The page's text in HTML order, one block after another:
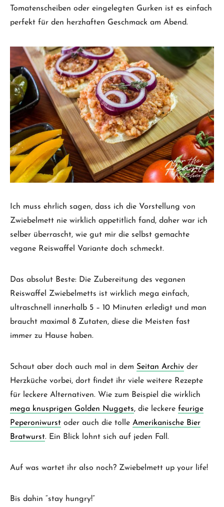
Tomatenscheiben oder eingelegten Gurken ist es einfach
perfekt für den herzhaften Geschmack am Abend.
Ich muss ehrlich sagen, dass ich die Vorstellung von
Zwiebelmett nie wirklich appetitlich fand, daher war ich
selber überrascht, wie gut mir die selbst gemachte
vegane Reiswaffel Variante doch schmeckt.
Das absolut Beste: Die Zubereitung des veganen
Reiswaffel Zwiebelmetts ist wirklich mega einfach,
ultraschnell innerhalb 5 – 10 Minuten erledigt und man
braucht maximal 8 Zutaten, diese die Meisten fast
immer zu Hause haben.
Schaut aber doch auch mal in dem Seitan Archiv der
Herzküche vorbei, dort findet ihr viele weitere Rezepte
für leckere Alternativen. Wie zum Beispiel die wirklich
mega knusprigen Golden Nuggets, die leckere feurige
Peperoniwurst oder auch die tolle Amerikanische Bier
Bratwurst. Ein Blick lohnt sich auf jeden Fall.
Auf was wartet ihr also noch? Zwiebelmett up your life!
Bis dahin “stay hungry!”